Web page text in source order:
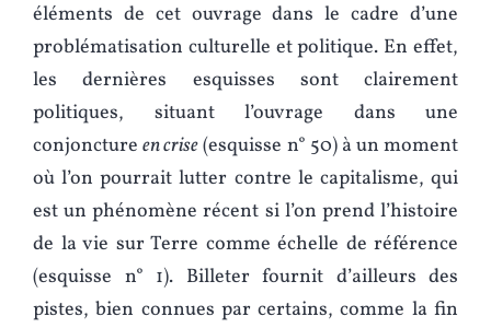
éléments de cet ouvrage dans le cadre d’une
problématisation culturelle et politique. En effet,
les dernières esquisses sont clairement
politiques, situant l’ouvrage dans une
conjonctureen crise(esquisse n° 50) à un moment
où l’on pourrait lutter contre le capitalisme, qui
est un phénomène récent si l’on prend l’histoire
de la vie sur Terre comme échelle de référence
(esquisse n° 1). Billeter fournit d’ailleurs des
pistes, bien connues par certains, comme la fin